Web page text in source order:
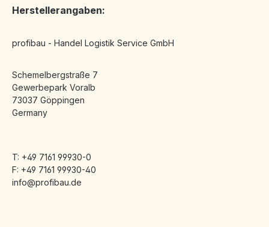
Herstellerangaben:
profibau - Handel Logistik Service GmbH
Schemelbergstraße 7
Gewerbepark Voralb
73037 Göppingen
Germany
T: +49 7161 99930-0
F: +49 7161 99930-40
info@profibau.de